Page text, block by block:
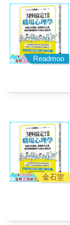
Readmoo
金石堂